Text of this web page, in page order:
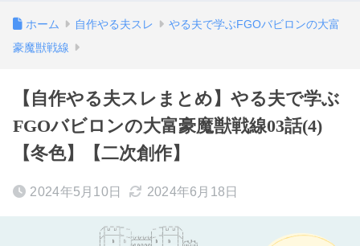
ホーム 自作やる夫スレ
やる夫で学ぶFGOバビロンの大富
豪魔獣戦線
【自作やる夫スレまとめ】やる夫で学ぶ
FGOバビロンの大富豪魔獣戦線03話(4)
【冬色】【二次創作】
2024年5月10日 2024年6月18日